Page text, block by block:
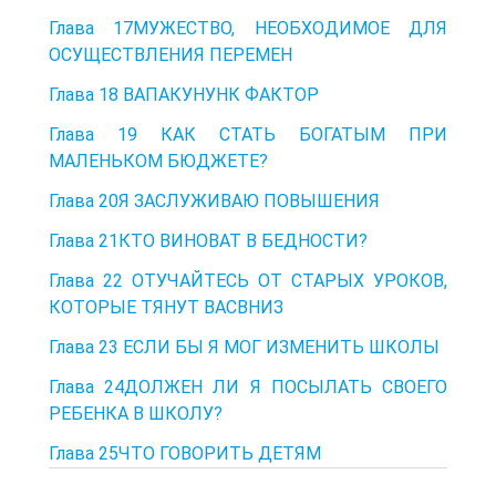
Глава 17МУЖЕСТВО, НЕОБХОДИМОЕ ДЛЯ
ОСУЩЕСТВЛЕНИЯ ПЕРЕМЕН
Глава 18 ВАПАКУНУНК ФАКТОР
Глава 19 КАК СТАТЬ БОГАТЫМ ПРИ
МАЛЕНЬКОМ БЮДЖЕТЕ?
Глава 20Я ЗАСЛУЖИВАЮ ПОВЫШЕНИЯ
Глава 21КТО ВИНОВАТ В БЕДНОСТИ?
Глава 22 ОТУЧАЙТЕСЬ ОТ СТАРЫХ УРОКОВ,
КОТОРЫЕ ТЯНУТ ВАСВНИЗ
Глава 23 ЕСЛИ БЫ Я МОГ ИЗМЕНИТЬ ШКОЛЫ
Глава 24ДОЛЖЕН ЛИ Я ПОСЫЛАТЬ СВОЕГО
РЕБЕНКА В ШКОЛУ?
Глава 25ЧТО ГОВОРИТЬ ДЕТЯМ